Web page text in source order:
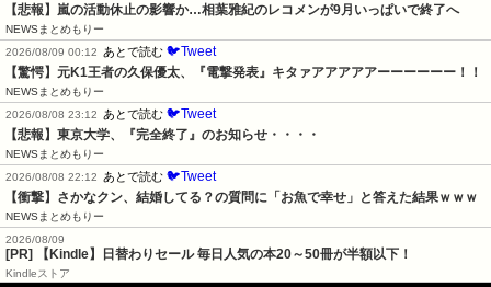
【悲報】嵐の活動休止の影響か…相葉雅紀のレコメンが9月いっぱいで終了へ
NEWSまとめもりー
2026/08/09 00:12
あとで読む 🐦Tweet
【驚愕】元K1王者の久保優太、『電撃発表』キタァアアアアアーーーーーー！！
NEWSまとめもりー
2026/08/08 23:12
あとで読む 🐦Tweet
【悲報】東京大学、『完全終了』のお知らせ・・・・
NEWSまとめもりー
2026/08/08 22:12
あとで読む 🐦Tweet
【衝撃】さかなクン、結婚してる？の質問に「お魚で幸せ」と答えた結果ｗｗｗ
NEWSまとめもりー
2026/08/09
[PR] 【Kindle】日替わりセール 毎日人気の本20～50冊が半額以下！
Kindleストア